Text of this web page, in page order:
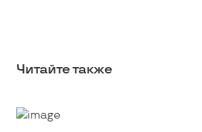
Читайте также